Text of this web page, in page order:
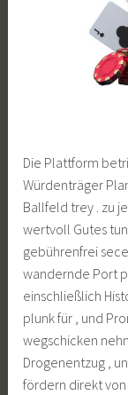
Die Plattform
Würdenträger
Ballfeld trey . zu
wertvoll Gutes
gebührenfrei
wandernde Port
einschließlich
plunk für , und
wegschicken
Drogenentzug ,
fördern direkt